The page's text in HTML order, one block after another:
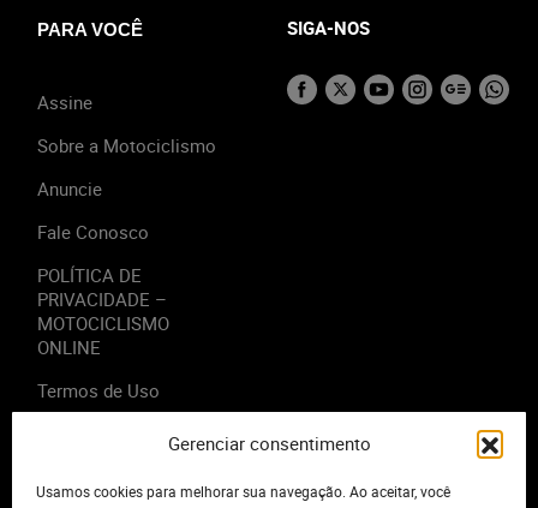
Gerenciar consentimento
Usamos cookies para melhorar sua navegação. Ao aceitar, você
PARA VOCÊ
Assine
Sobre a Motociclismo
Anuncie
Fale Conosco
POLÍTICA DE
PRIVACIDADE –
MOTOCICLISMO
ONLINE
Termos de Uso
SIGA-NOS